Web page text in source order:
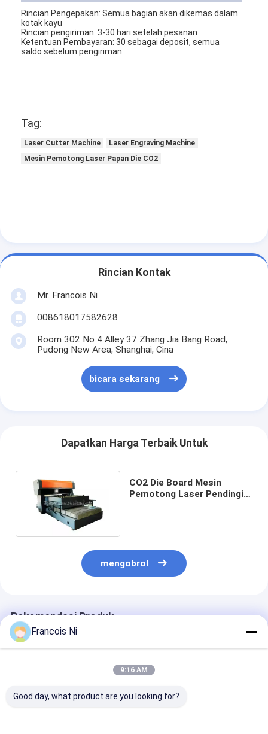
Buku membuat mesin
Mesin Kemasan otomatis
Pra Tekan Peralatan
Perlengkapan lainnya
Rincian Pengepakan: Semua bagian akan dikemas dalam
kotak kayu
Rincian pengiriman: 3-30 hari setelah pesanan
Ketentuan Pembayaran: 30 sebagai deposit, semua
saldo sebelum pengiriman
Tag:
Laser Cutter Machine
Laser Engraving Machine
Mesin Pemotong Laser Papan Die CO2
Rincian Kontak
Mr. Francois Ni
008618017582628
Room 302 No 4 Alley 37 Zhang Jia Bang Road,
Pudong New Area, Shanghai, Cina
bicara sekarang
Dapatkan Harga Terbaik Untuk
CO2 Die Board Mesin
Pemotong Laser Pendingin
mengobrol
Rekomendasi Produk
Francois Ni
9:16 AM
Good day, what product are you looking for?